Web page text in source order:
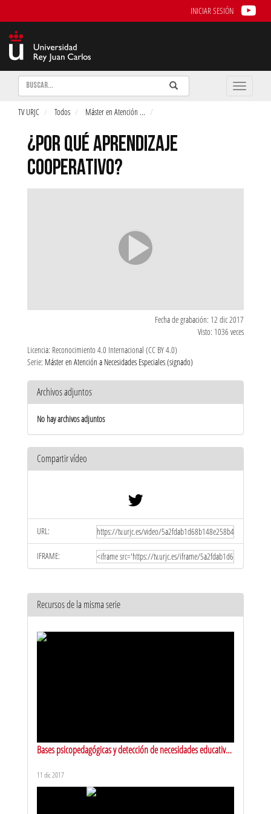
INICIAR SESIÓN
Buscar Enviar
Buscar
Toggle
TV URJC Todos Máster en Atención ...
¿POR QUÉ APRENDIZAJE
COOPERATIVO?
Fecha de grabación: 12 dic 2017
Visto: 1036 veces
Licencia: Reconocimiento 4.0 Internacional (CC BY 4.0)
Serie: Máster en Atención a Necesidades Especiales (signado)
Archivos adjuntos
No hay archivos adjuntos
Compartir vídeo
URL:
IFRAME:
Recursos de la misma serie
Bases psicopedagógicas y detección de necesidades educativas
11 dic 2017